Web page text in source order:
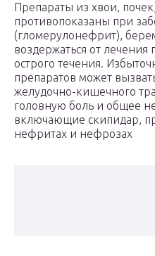
Препараты из хвои,
противопоказаны при
(гломерулонефрит),
воздержаться от лечения
острого течения.
препаратов может
желудочно-кишечного
головную боль и общее
включающие скипидар,
нефритах и нефрозах